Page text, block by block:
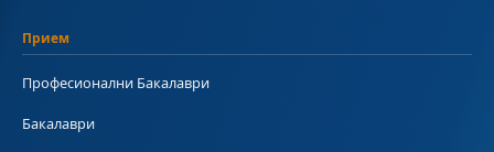
Прием
Професионални Бакалаври
Бакалаври